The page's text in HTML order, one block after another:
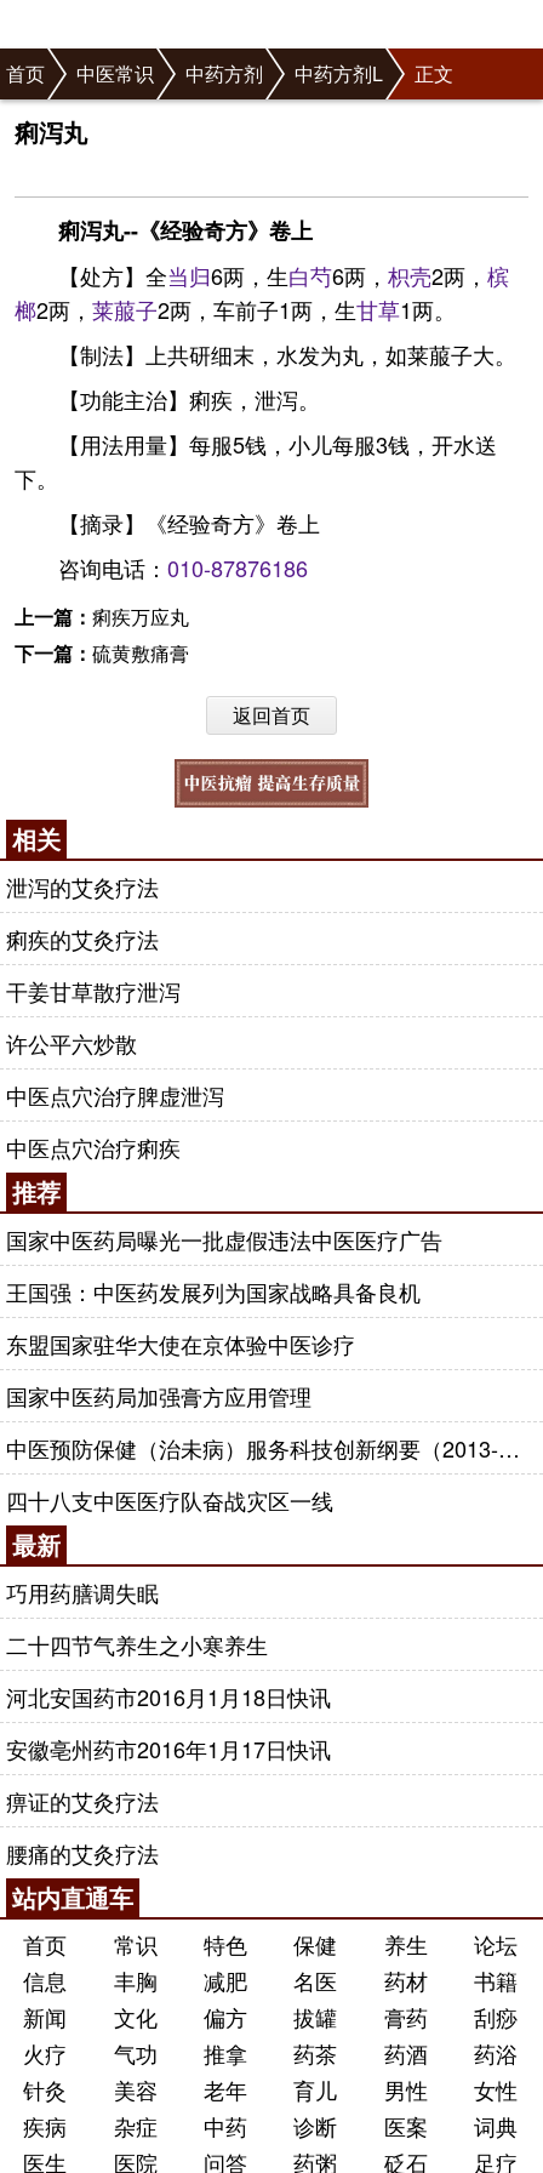
首页 中医常识 中药方剂 中药方剂L 正文
痢泻丸
痢泻丸--《经验奇方》卷上
【处方】全当归6两，生白芍6两， 枳壳2两， 槟
榔2两， 莱菔子2两，车前子1两，生甘草1两。
【制法】上共研细末，水发为丸，如莱菔子大。
【功能主治】痢疾，泄泻。
【用法用量】每服5钱，小儿每服3钱，开水送
下。
【摘录】《经验奇方》卷上
咨询电话： 010-87876186
上一篇： 痢疾万应丸
下一篇： 硫黄敷痛膏
返回首页
相关
泄泻的艾灸疗法
痢疾的艾灸疗法
干姜甘草散疗泄泻
许公平六炒散
中医点穴治疗脾虚泄泻
中医点穴治疗痢疾
推荐
国家中医药局曝光一批虚假违法中医医疗广告
王国强：中医药发展列为国家战略具备良机
东盟国家驻华大使在京体验中医诊疗
国家中医药局加强膏方应用管理
中医预防保健（治未病）服务科技创新纲要（2013-2020年）
四十八支中医医疗队奋战灾区一线
最新
巧用药膳调失眠
二十四节气养生之小寒养生
河北安国药市2016月1月18日快讯
安徽亳州药市2016年1月17日快讯
痹证的艾灸疗法
腰痛的艾灸疗法
站内直通车
首页 常识 特色 保健 养生
论坛
信息
丰胸 减肥 名医 药材
书籍
新闻
文化 偏方 拔罐 膏药
刮痧
火疗
气功 推拿 药茶 药酒
药浴
针灸
美容 老年 育儿 男性
女性
疾病
杂症 中药 诊断 医案
词典
医生
医院 问答 药粥 砭石 足疗